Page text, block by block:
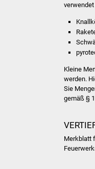
Kleine
werden.
Sie
gemäß §
Merkblatt